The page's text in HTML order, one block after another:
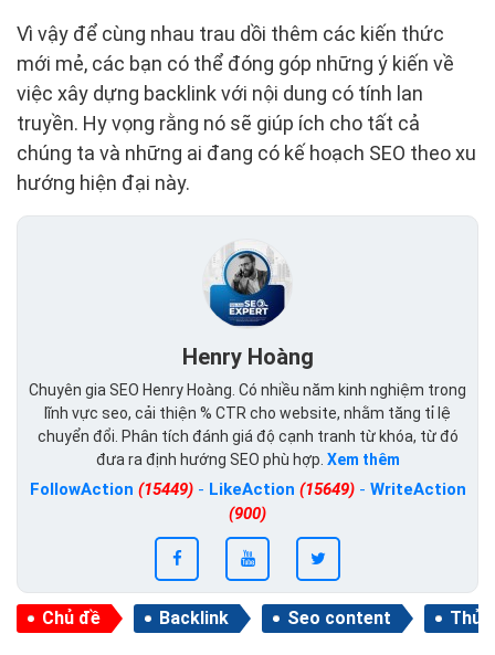
Vì vậy để cùng nhau trau dồi thêm các kiến thức
mới mẻ, các bạn có thể đóng góp những ý kiến về
việc xây dựng backlink với nội dung có tính lan
truyền. Hy vọng rằng nó sẽ giúp ích cho tất cả
chúng ta và những ai đang có kế hoạch SEO theo xu
hướng hiện đại này.
Henry Hoàng
Chuyên gia SEO Henry Hoàng. Có nhiều năm kinh nghiệm trong
lĩnh vực seo, cải thiện % CTR cho website, nhằm tăng tỉ lệ
chuyển đổi. Phân tích đánh giá độ cạnh tranh từ khóa, từ đó
đưa ra định hướng SEO phù hợp. Xem thêm
FollowAction (15449)- LikeAction (15649)- WriteAction
(900)
Chủ đề Backlink Seo content Thủ